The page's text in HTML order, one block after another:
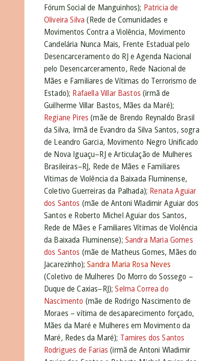
Fórum Social de Manguinhos); Patricia de
Oliveira Silva (Rede de Comunidades e
Movimentos Contra a Violência, Movimento
Candelária Nunca Mais, Frente Estadual pelo
Desencarceramento do RJ e Agenda Nacional
pelo Desencarceramento, Rede Nacional de
Mães e Familiares de Vítimas do Terrorismo de
Estado); Rafaella Villar Bastos (irmã de
Guilherme Villar Bastos, Mães da Maré);
Regiane Pires (mãe de Brendo Reynaldo Brasil
da Silva, Irmã de Evandro da Silva Santos, sogra
de Leandro Garcia, Movimento Negro Unificado
de Nova Iguaçu–RJ e Articulação de Mulheres
Brasileiras–RJ, Rede de Mães e Familiares
Vítimas de Violência da Baixada Fluminense,
Coletivo Guerreiras da Palhada); Renata Aguiar
dos Santos (mãe de Antoni Wladimir Aguiar dos
Santos e Roberto Michel Aguiar dos Santos,
Rede de Mães e Familiares Vítimas de Violência
da Baixada Fluminense); Sandra Maria Gomes
dos Santos (mãe de Matheus Gomes, Mães do
Jacarezinho);Sandra Maria Rosa Neves
(Coletivo de Mulheres Do Morro do Sossego –
Duque de Caxias–RJ);Selma Correa do
Nascimento (mãe de Rodrigo Nascimento de
Moraes – vítima de desaparecimento forçado,
Mães da Maré e Mulheres em Movimento da
Maré, Redes da Maré); Tamires dos Santos
Rodrigues de Farias (irmã de Antoni Wladimir